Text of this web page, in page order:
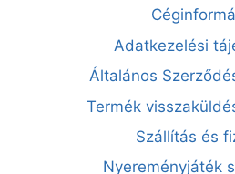
Adatkezelési
Általános
Termék
Szállítás és
Nyereményjáték